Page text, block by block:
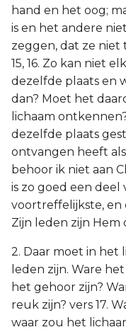
hand en het oog;
is en het andere
zeggen, dat ze niet
15, 16. Zo kan niet
dezelfde plaats en
dan? Moet het
lichaam
dezelfde plaats
ontvangen heeft
behoor ik niet aan
is zo goed een deel
voortreffelijkste, en
Zijn leden zijn Hem
2. Daar moet in het
leden zijn. Ware
het gehoor zijn?
reuk zijn? vers 17.
waar zou het